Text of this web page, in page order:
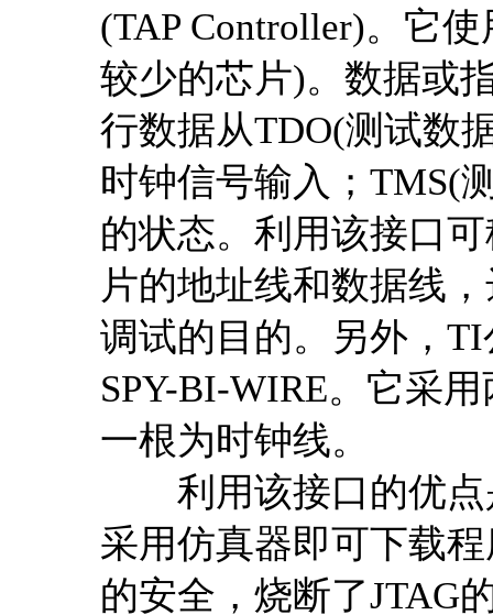
(TAP Controller)。它
较少的芯片)。数据或
行数据从TDO(测试数
时钟信号输入；TMS(
的状态。利用该接口
片的地址线和数据线
调试的目的。另外，
SPY-BI-WIRE。它采
一根为时钟线。
利用该接口的优点
采用仿真器即可下载
的安全，烧断了JTAG